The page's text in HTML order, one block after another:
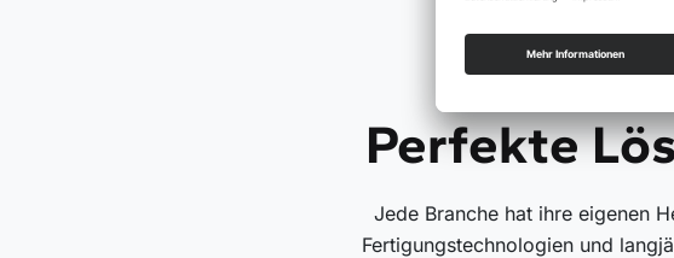
Perfekte
Jede Branche hat ihre eigenen
Fertigungstechnologien und